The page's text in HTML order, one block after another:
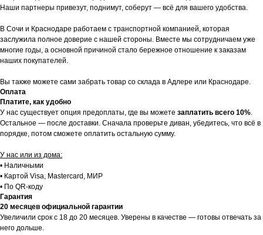
Наши партнеры привезут, поднимут, соберут — всё для вашего удобства.
В Сочи и Краснодаре работаем с транспортной компанией, которая
заслужила полное доверие с нашей стороны. Вместе мы сотрудничаем уже
многие годы, а основной причиной стало бережное отношение к заказам
наших покупателей.
Вы также можете сами забрать товар со склада в Адлере или Краснодаре.
Оплата
Платите, как удобно
У нас существует опция предоплаты, где вы можете заплатить всего 10%
Остальное — после доставки. Сначала проверьте диван, убедитесь, что всё в
порядке, потом сможете оплатить остальную сумму.
У нас или из дома:
• Наличными
• Картой Visa, Mastercard, МИР
• По QR-коду
Гарантия
20 месяцев официальной гарантии
Увеличили срок с 18 до 20 месяцев. Уверены в качестве — готовы отвечать за
него дольше.